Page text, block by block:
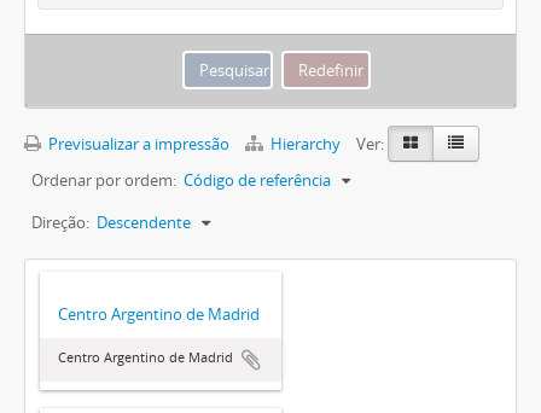
Previsualizar a impressão Hierarchy
Ver:
Ordenar por ordem: Código de referência
Direção: Descendente
Centro Argentino de Madrid
Centro Argentino de Madrid